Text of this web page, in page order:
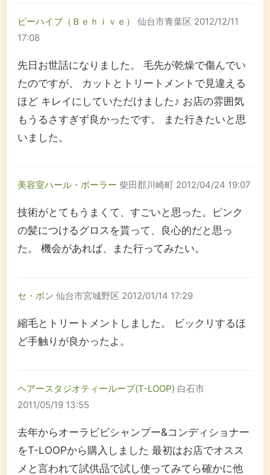
ビーハイブ（Ｂｅｈｉｖｅ） 仙台市青葉区 2012/12/11
17:08
先日お世話になりました。 毛先が乾燥で傷んでい
たのですが、 カットとトリートメントで見違える
ほど キレイにしていただけました♪ お店の雰囲気
もうるさすぎず良かったです。 また行きたいと思
いました。
美容室ハール・ボーラー 柴田郡川崎町 2012/04/24 19:07
技術がとてもうまくて、すごいと思った。ピンク
の髪につけるグロスを貰って、良心的だと思っ
た。 機会があれば、また行ってみたい。
セ・ボン 仙台市宮城野区 2012/01/14 17:29
縮毛とトリートメントしました。 ビックリするほ
ど手触りが良かったよ。
ヘアースタジオティーループ(T-LOOP) 白石市
2011/05/19 13:55
去年からオーラビビシャンプー&コンディショナー
をT-LOOPから購入しました 最初はお店でオスス
メと言われて試供品で試し使ってみてら確かに他